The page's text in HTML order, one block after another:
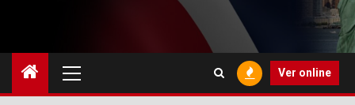
principal
Ver online